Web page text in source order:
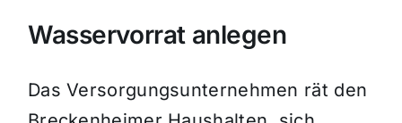
Wasservorrat anlegen
Das Versorgungsunternehmen rät den